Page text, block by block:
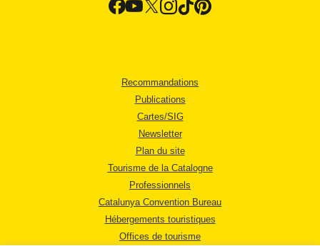
Recommandations
Publications
Cartes/SIG
Newsletter
Plan du site
Tourisme de la Catalogne
Professionnels
Catalunya Convention Bureau
Hébergements touristiques
Offices de tourisme